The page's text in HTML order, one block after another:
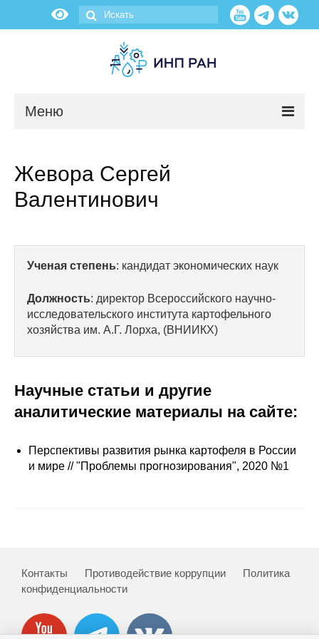
Меню
Сотрудники
Отчетность
Противодействие коррупции
Публикации
О журнале
Номера журналов
Жевора Сергей
Валентинович
Ученая степень: кандидат экономических наук
Должность: директор Всероссийского научно-
исследовательского института картофельного
хозяйства им. А.Г. Лорха, (ВНИИКХ)
Научные статьи и другие
аналитические материалы на сайте:
Перспективы развития рынка картофеля в России
и мире // "Проблемы прогнозирования", 2020 №1
Контакты Противодействие коррупции
Политика
конфиденциальности